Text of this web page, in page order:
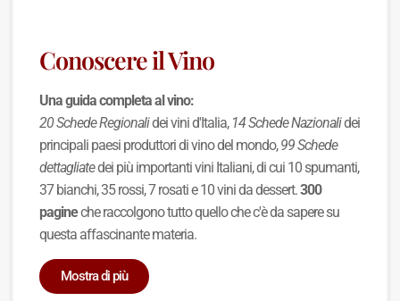
Conoscere il Vino
Una guida completa al vino:
20 Schede Regionalidei vini d'Italia, 14 Schede Nazionalidei
principali paesi produttori di vino del mondo,99 Schede
dettagliatedei più importanti vini Italiani, di cui 10 spumanti,
37 bianchi, 35 rossi, 7 rosati e 10 vini da dessert.300
pagineche raccolgono tutto quello che c'è da sapere su
questa affascinante materia.
Mostra di più